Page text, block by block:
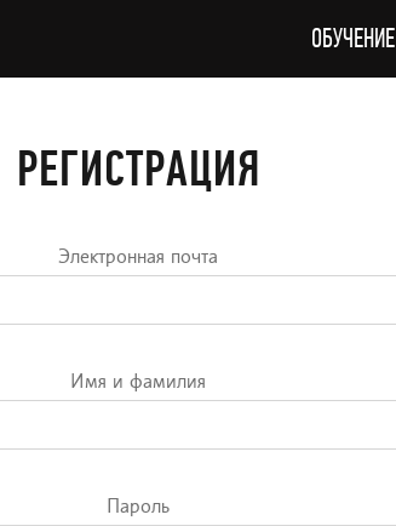
ОБУЧЕНИЕ
РЕГИСТРАЦИЯ
Электронная почта
Имя и фамилия
Пароль